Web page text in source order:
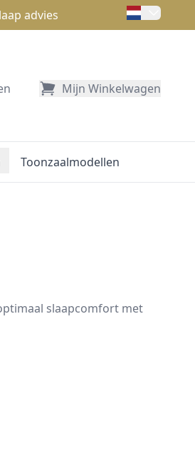
advies
Mijn Winkelwagen
Toonzaalmodellen
slaapcomfort met